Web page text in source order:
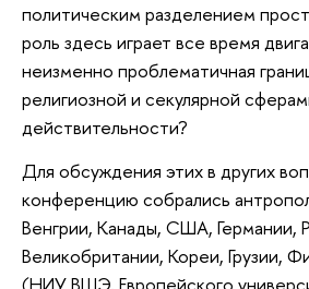
политическим разделением
роль здесь играет все время
неизменно проблематичная
религиозной и секулярной
действительности?
Для обсуждения этих в других
конференцию собрались
Венгрии, Канады, США, Германии,
Великобритании, Кореи, Грузии,